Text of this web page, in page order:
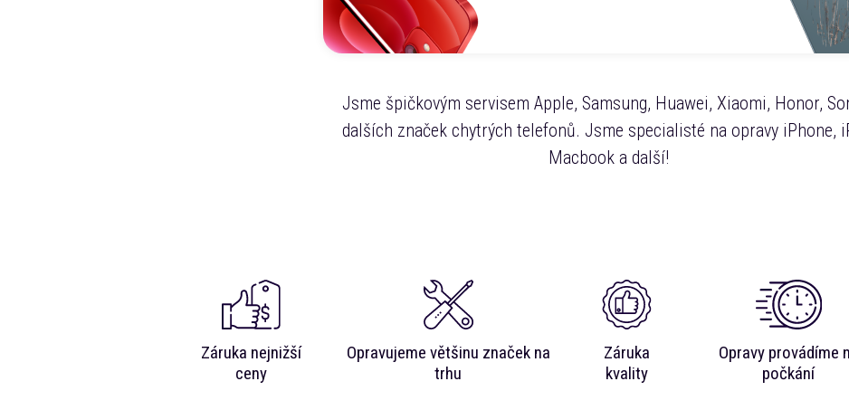
Jsme špičkovým servisem Apple, Samsung, Huawei, Xiaomi, Honor,
dalších značek chytrých telefonů. Jsme specialisté na opravy iPhone,
Macbook a další!
Záruka nejnižší
ceny
Opravujeme většinu značek na
trhu
Záruka
kvality
Opravy provádíme
počkání